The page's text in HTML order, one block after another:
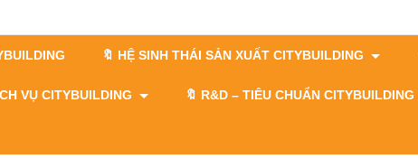
🔖 HỆ SINH THÁI SẢN XUẤT CITYBUILDING
VỤ CITYBUILDING 🔖​​​​​​​ R&D – TIÊU CHUẨN CITYBUILDING